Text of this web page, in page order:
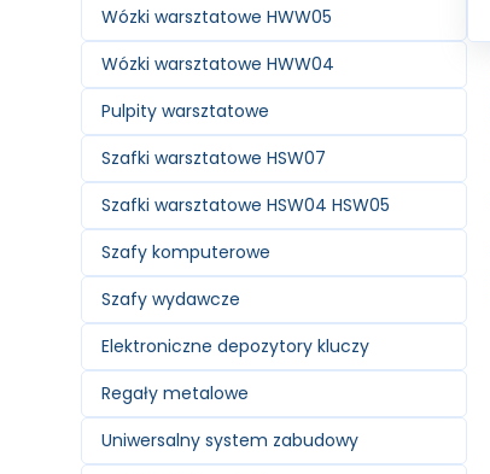
Wózki warsztatowe HWW05
Wózki warsztatowe HWW04
Pulpity warsztatowe
Szafki warsztatowe HSW07
Szafki warsztatowe HSW04 HSW05
Szafy komputerowe
Szafy wydawcze
Elektroniczne depozytory kluczy
Regały metalowe
Uniwersalny system zabudowy